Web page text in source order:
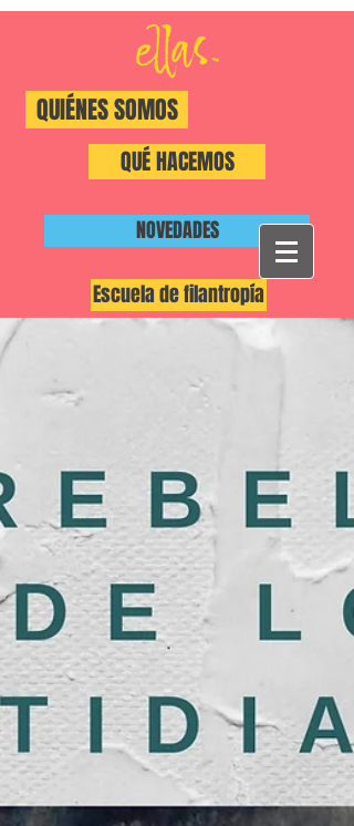
QUIÉNES SOMOS
QUÉ HACEMOS
NOVEDADES
Escuela de filantropía
#ShiftThePower